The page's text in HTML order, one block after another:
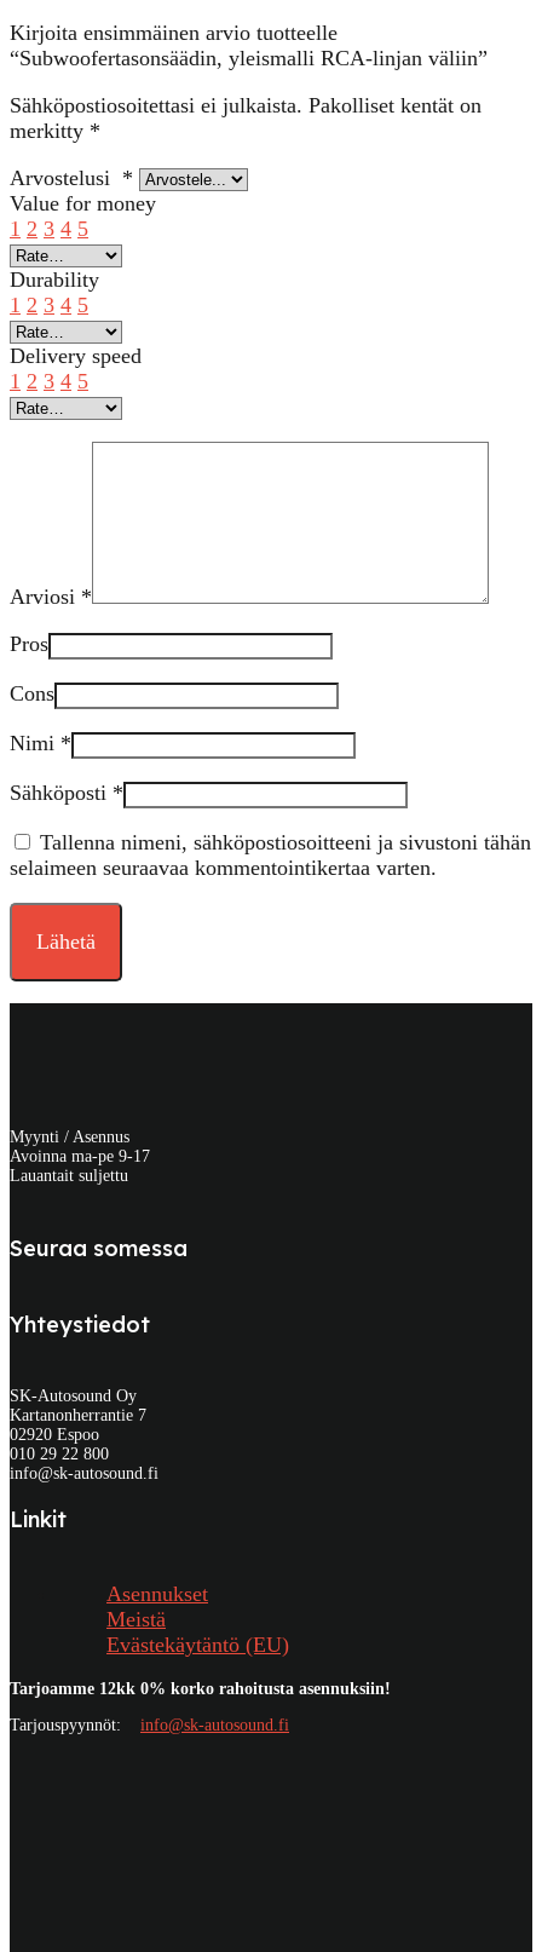
Kirjoita ensimmäinen arvio tuotteelle
“Subwoofertasonsäädin, yleismalli RCA-linjan väliin”
Sähköpostiosoitettasi ei julkaista. Pakolliset kentät on
merkitty *
Arvostelusi *
Value for money
1 2 3 4 5
Durability
1 2 3 4 5
Delivery speed
1 2 3 4 5
Arviosi *
Pros
Cons
Nimi *
Sähköposti *
Tallenna nimeni, sähköpostiosoitteeni ja sivustoni tähän
selaimeen seuraavaa kommentointikertaa varten.
Myynti / Asennus
Avoinna ma-pe 9-17
Lauantait suljettu
Seuraa somessa
Yhteystiedot
SK-Autosound Oy
Kartanonherrantie 7
02920 Espoo
010 29 22 800
info@sk-autosound.fi
Linkit
Asennukset
Meistä
Evästekäytäntö (EU)
Tarjoamme 12kk 0% korko rahoitusta asennuksiin!
Tarjouspyynnöt: info@sk-autosound.fi